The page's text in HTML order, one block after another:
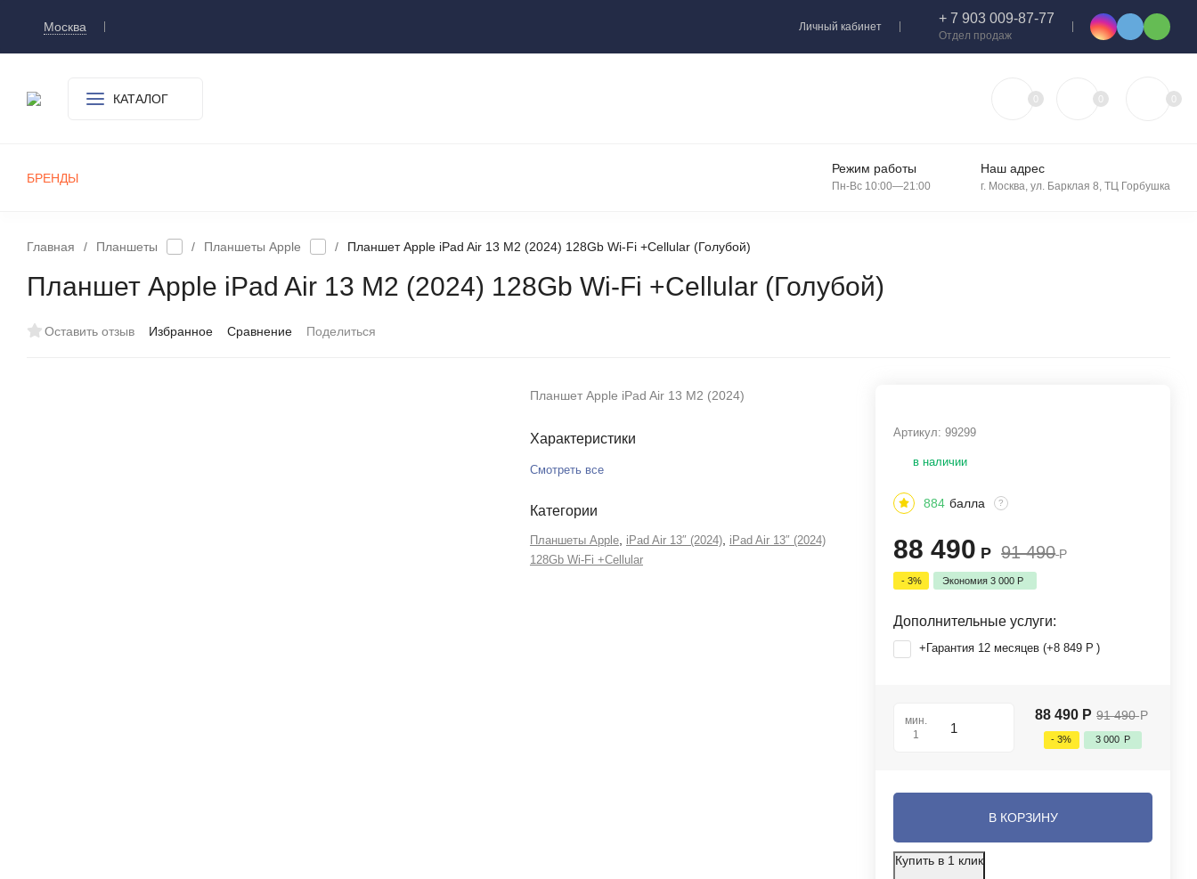
Москва Личный кабинет
+ 7 903 009-87-77
Отдел продаж
КАТАЛОГ 0 0 0
БРЕНДЫ
Режим работы
Пн-Вс 10:00—21:00
Наш адрес
г. Москва, ул. Барклая 8, ТЦ Горбушка
Главная / Планшеты / Планшеты Apple / Планшет Apple iPad Air 13 M2 (2024) 128Gb Wi-Fi +Сellular (Голубой)
Планшет Apple iPad Air 13 M2 (2024) 128Gb Wi-Fi +Сellular (Голубой)
Оставить отзыв Избранное Сравнение Поделиться
Планшет Apple iPad Air 13 M2 (2024)
Характеристики
Смотреть все
Категории
Планшеты Apple, iPad Air 13″ (2024), iPad Air 13″ (2024)
128Gb Wi-Fi +Сellular
Артикул:99299
в наличии
884 балла ?
88 490 Р 91 490 Р
- 3% Экономия3 000 Р
Дополнительные услуги:
+Гарантия 12 месяцев (+8 849 Р )
мин.
1
88 490 Р 91 490 Р
- 3% 3 000 Р
В КОРЗИНУ
Купить в 1 клик